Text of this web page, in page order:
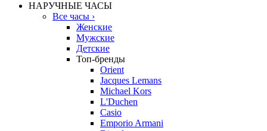
НАРУЧНЫЕ ЧАСЫ
Все часы ›
Женские
Мужские
Детские
Топ-бренды
Orient
Jacques Lemans
Michael Kors
L'Duchen
Casio
Emporio Armani